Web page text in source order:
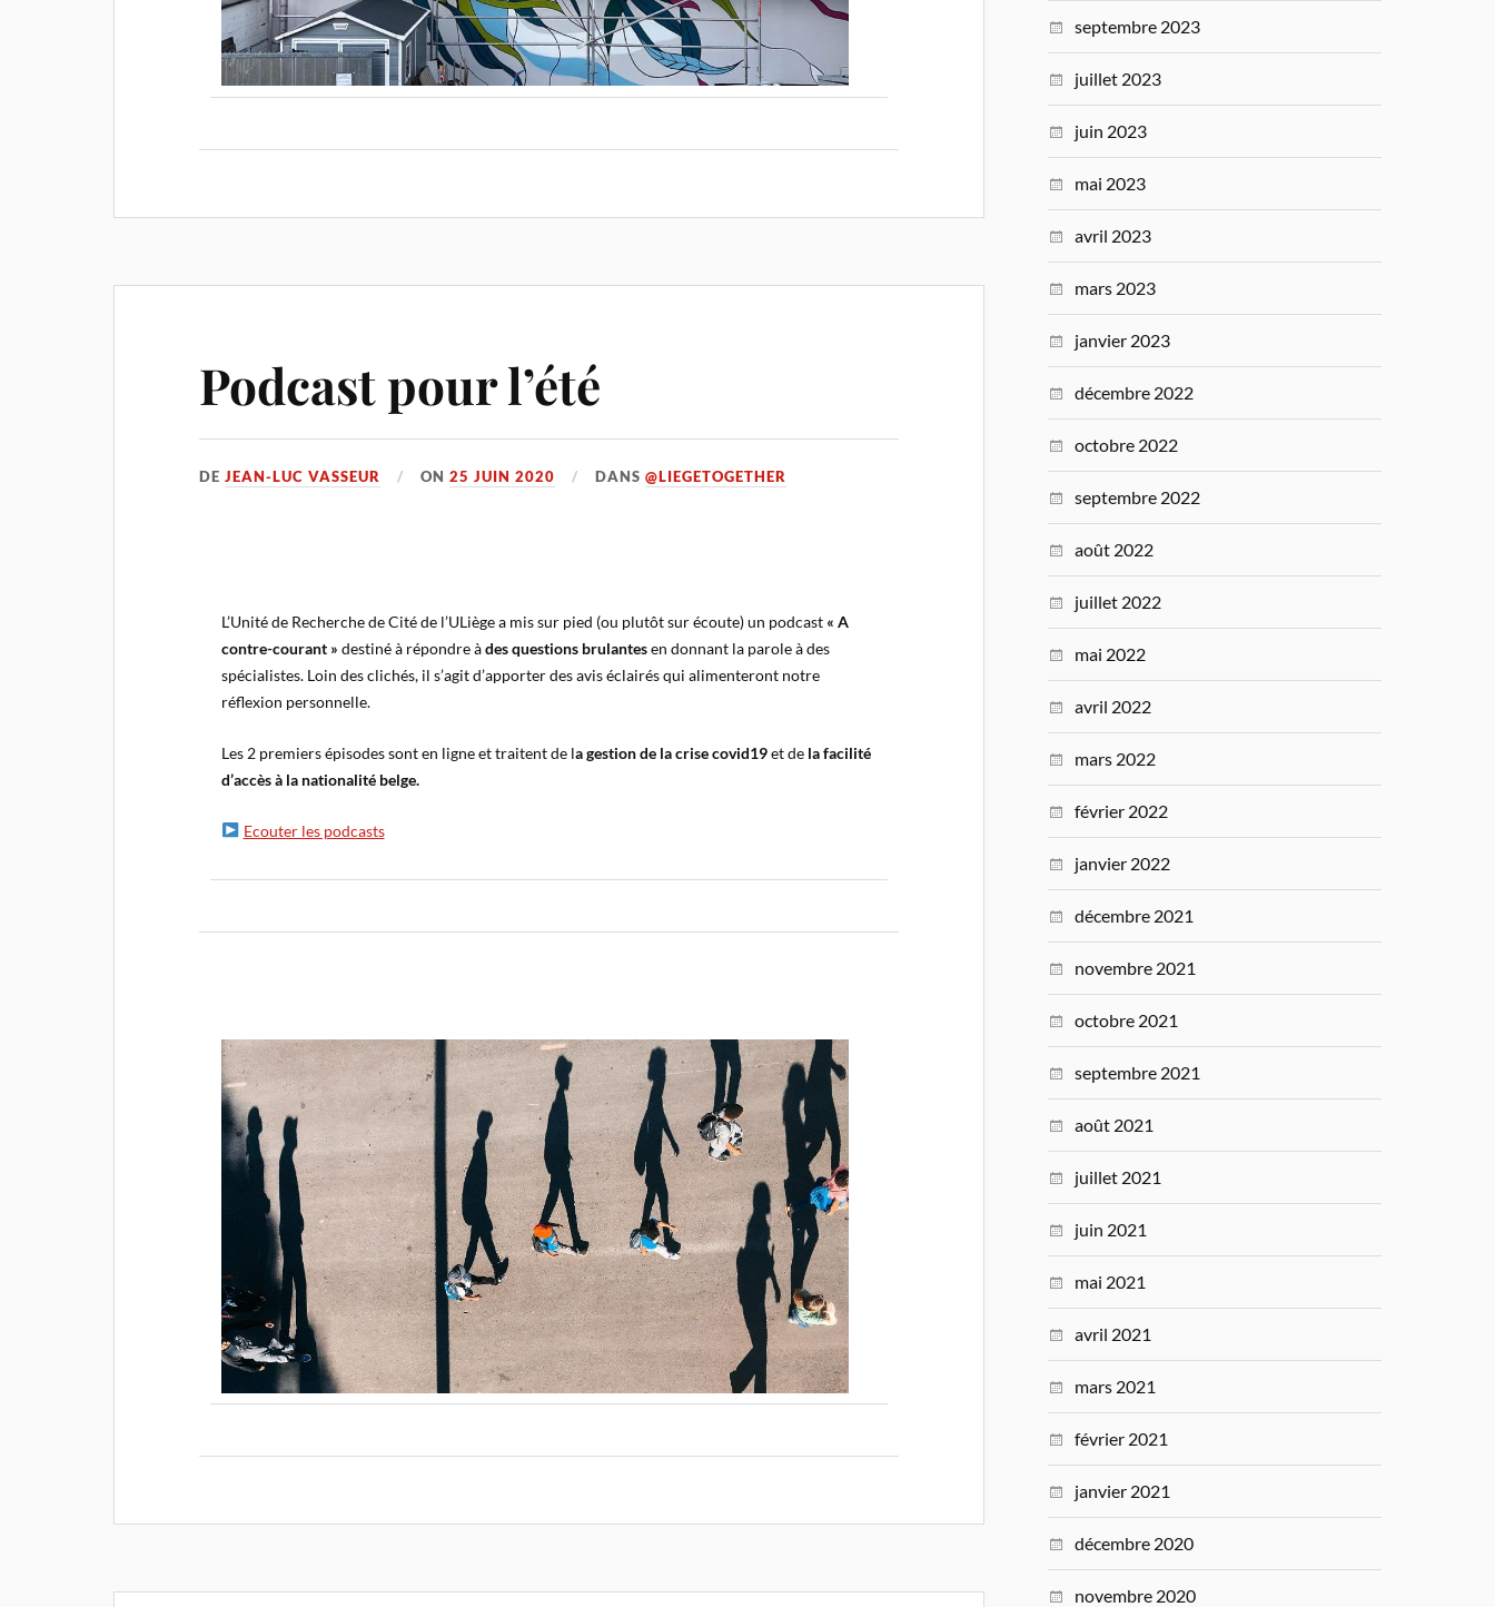
Podcast pour l’été
DEJEAN-LUC VASSEUR ON25 JUIN 2020 DANS@LIEGETOGETHER
L’Unité de Recherche de Cité de l’ULiège a mis sur pied (ou plutôt sur écoute) un podcast « A
contre-courant »destiné à répondre àdes questions brulantesen donnant la parole à des
spécialistes. Loin des clichés, il s’agit d’apporter des avis éclairés qui alimenteront notre
réflexion personnelle.
Les 2 premiers épisodes sont en ligne et traitent de la gestion de la crise covid19et de la facilité
d’accès à la nationalité belge.
Ecouter les podcasts
septembre 2023
juillet 2023
juin 2023
mai 2023
avril 2023
mars 2023
janvier 2023
décembre 2022
octobre 2022
septembre 2022
août 2022
juillet 2022
mai 2022
avril 2022
mars 2022
février 2022
janvier 2022
décembre 2021
novembre 2021
octobre 2021
septembre 2021
août 2021
juillet 2021
juin 2021
mai 2021
avril 2021
mars 2021
février 2021
janvier 2021
décembre 2020
novembre 2020